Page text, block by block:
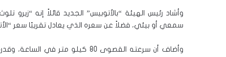
وأشاد رئيس الهيئة “بالأتوبيس” الجديد قائلاً إنه
سمعي أو بيئي، فضلاً عن سعره الذي يعادل تقريبًا سعر “الأتوبيسات”